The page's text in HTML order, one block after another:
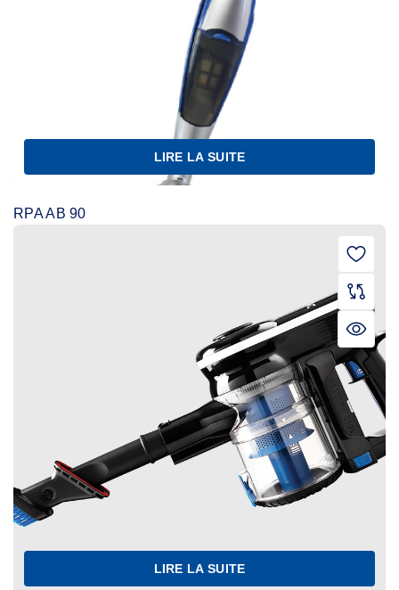
LIRE LA SUITE
RPA AB 90
LIRE LA SUITE